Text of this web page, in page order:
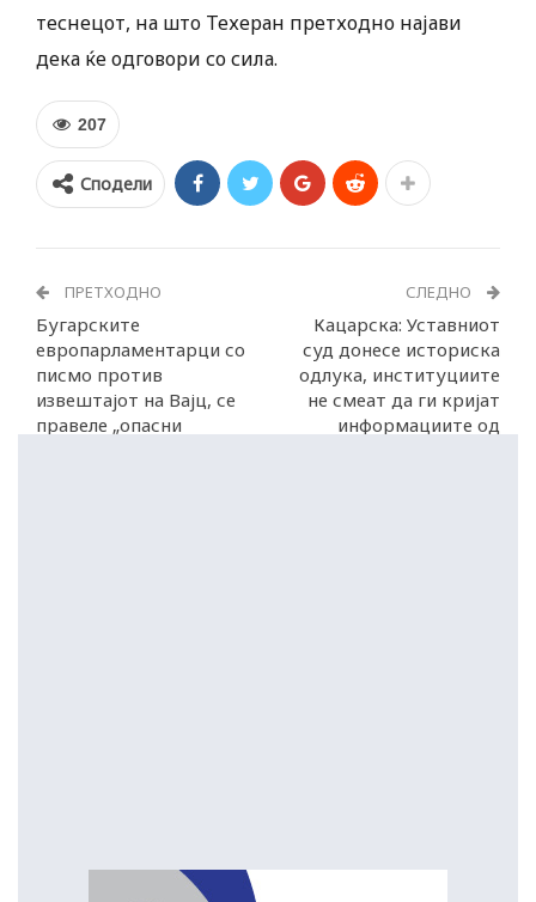
теснецот, на што Техеран претходно најави
дека ќе одговори со сила.
207
Сподели
ПРЕТХОДНО
Бугарските
европарламентарци со
писмо против
извештајот на Вајц, се
правеле „опасни
СЛЕДНО
Кацарска: Уставниот
суд донесе историска
одлука, институциите
не смеат да ги кријат
информациите од